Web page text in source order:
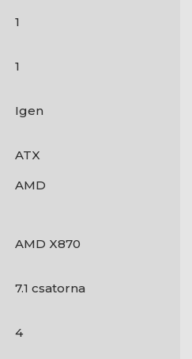
1
1
Igen
ATX
AMD
AMD X870
7.1 csatorna
4